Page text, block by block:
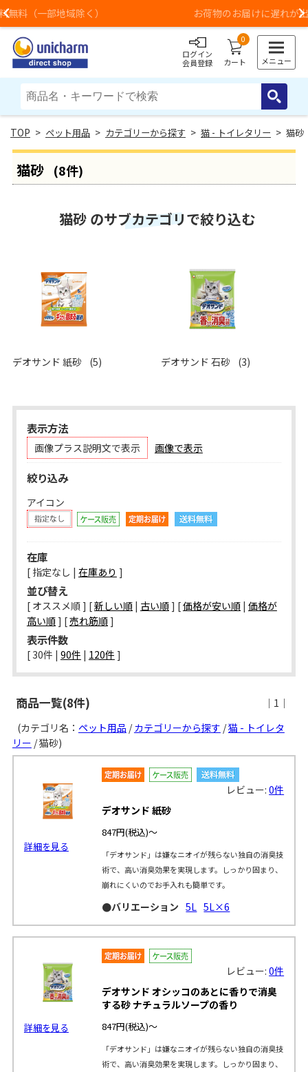
Previous お荷物のお届けに遅れが出ている地域がございます
ログイン
会員登録
0
カート メニュー
> ペット用品 > カテゴリーから探す > 猫 - トイレタリー > 猫砂
猫砂 (8件)
猫砂 のサブカテゴリで絞り込む
デオサンド 紙砂 (5) デオサンド 石砂 (3)
表示方法
画像プラス説明文で表示 画像で表示
絞り込み
アイコン
在庫
[ 指定なし | 在庫あり ]
並び替え
[ オススメ順 ] [新しい順| 古い順] [価格が安い順| 価格が
高い順] [売れ筋順]
表示件数
[ 30件 | 90件 | 120件 ]
商品一覧(8件)
｜1｜
(カテゴリ名： ペット用品 /カテゴリーから探す /猫 - トイレタ
リー / 猫砂)
詳細を見る
レビュー:0件
デオサンド 紙砂
847円(税込)～
「デオサンド」は嫌なニオイが残らない独自の消臭技
術で、高い消臭効果を実現します。しっかり固まり、
崩れにくいのでお手入れも簡単です。
●バリエーション 5L 5L×6
詳細を見る
レビュー:0件
デオサンド オシッコのあとに香りで消臭
する砂 ナチュラルソープの香り
847円(税込)～
「デオサンド」は嫌なニオイが残らない独自の消臭技
術で、高い消臭効果を実現します。しっかり固まり、